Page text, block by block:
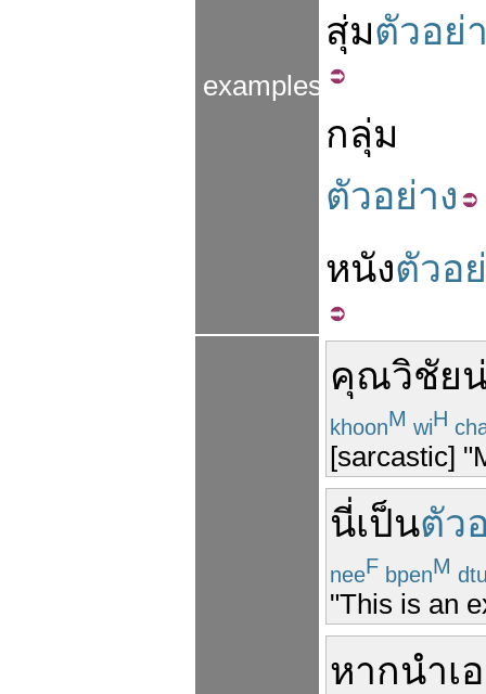
examples
สุ่มตัวอย่
กลุ่ม
ตัวอย่าง
หนังตัวอ
คุณวิชัย
khoonM wiH
[sarcastic]
นี่เป็นตัว
neeF bpenM
"This is an
หากนำเ